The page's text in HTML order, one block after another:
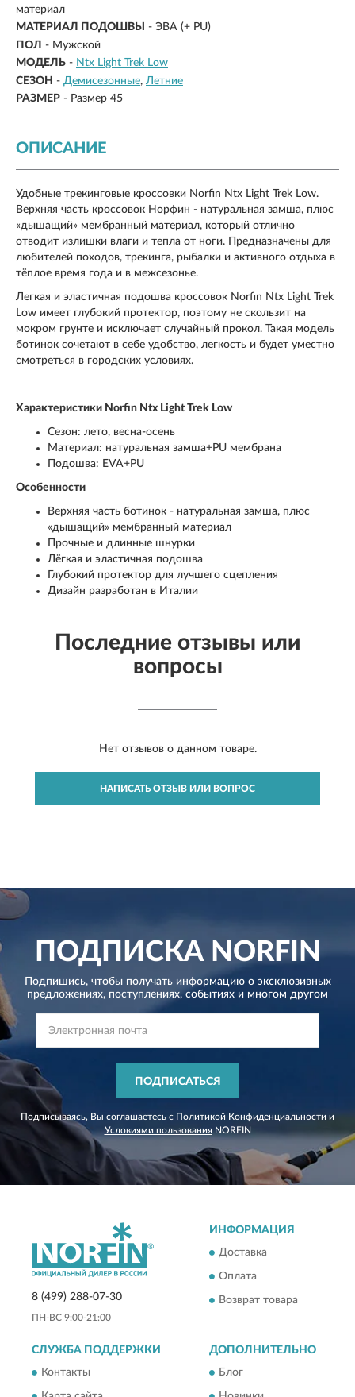
материал
МАТЕРИАЛ ПОДОШВЫ
- ЭВА (+ PU)
ПОЛ - Мужской
МОДЕЛЬ - Ntx Light Trek Low
СЕЗОН - Демисезонные Летние
РАЗМЕР - Размер 45
ОПИСАНИЕ
Удобные трекинговые кроссовки Norfin Ntx Light Trek Low.
Верхняя часть кроссовок Норфин - натуральная замша, плюс
«дышащий» мембранный материал, который отлично
отводит излишки влаги и тепла от ноги. Предназначены для
любителей походов, трекинга, рыбалки и активного отдыха в
тёплое время года и в межсезонье.
Легкая и эластичная подошва кроссовок Norfin Ntx Light Trek
Low имеет глубокий протектор, поэтому не скользит на
мокром грунте и исключает случайный прокол. Такая модель
ботинок сочетают в себе удобство, легкость и будет уместно
смотреться в городских условиях.
Характеристики Norfin Ntx Light Trek Low
Сезон: лето, весна-осень
Материал: натуральная замша+PU мембрана
Подошва: EVA+PU
Особенности
Верхняя часть ботинок - натуральная замша, плюс
«дышащий» мембранный материал
Прочные и длинные шнурки
Лёгкая и эластичная подошва
Глубокий протектор для лучшего сцепления
Дизайн разработан в Италии
Последние отзывы или
вопросы
Нет отзывов о данном товаре.
НАПИСАТЬ ОТЗЫВ ИЛИ ВОПРОС
ПОДПИСКАNORFIN
Подпишись, чтобы получать информацию о эксклюзивных
предложениях, поступлениях, событиях и многом другом
ПОДПИСАТЬСЯ
Подписываясь, Вы соглашаетесь с Политикой Конфиденциальности и
Условиями пользованияNORFIN
8 (499) 288-07-30
ПН-ВС 9:00-21:00
ИНФОРМАЦИЯ
Доставка
Оплата
Возврат товара
СЛУЖБА ПОДДЕРЖКИ
Контакты
ДОПОЛНИТЕЛЬНО
Блог